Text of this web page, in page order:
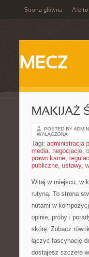
Strona główna Ale to
MECZ
MAKIJAŻ
POSTED BY ADMIN
WYŁĄCZONA
Tagi: administracja
media, negocjacje,
prawo karne,
publiczne, ustawy,
Witaj w miejscu, w
rutyną. To strona
nutami w
opinie, próby i
skórę. Zobacz
łączyć fascynację
dostajesz szczere